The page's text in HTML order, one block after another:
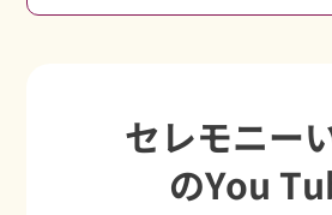
セレモニー
のYou